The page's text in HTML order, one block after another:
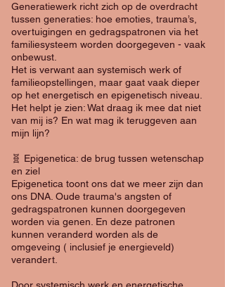
Generatiewerk richt zich op de overdracht
tussen generaties: hoe emoties, trauma’s,
overtuigingen en gedragspatronen via het
familiesysteem worden doorgegeven - vaak
onbewust.
Het is verwant aan systemisch werk of
familieopstellingen, maar gaat vaak dieper
op het energetisch en epigenetisch niveau.
Het helpt je zien: Wat draag ik mee dat niet
van mij is? En wat mag ik teruggeven aan
mijn lijn?
🧬 Epigenetica: de brug tussen wetenschap
en ziel
Epigenetica toont ons dat we meer zijn dan
ons DNA. Oude trauma's angsten of
gedragspatronen kunnen doorgegeven
worden via genen. En deze patronen
kunnen veranderd worden als de
omgeveing ( inclusief je energieveld)
verandert.